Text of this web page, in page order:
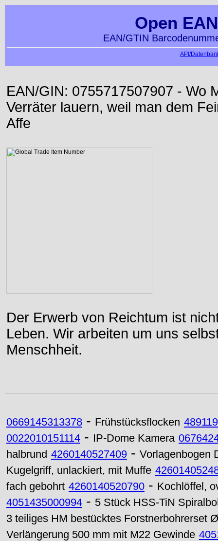
Open
EAN/GTIN
API/
EAN/GIN: 0755717507907 - Wo
Verräter lauern, weil man dem
Affe
Der Erwerb von Reichtum ist
Leben. Wir arbeiten um uns
Menschheit.
0669145313378 - Frühstücksflocken
0022010151114 - IP-Dome Kamera
halbrund 4260140527409 - Vorlagenbogen
Kugelgriff, unlackiert, mit Muffe
fach gebohrt 4260140520790 - Kochlöffel,
4051435000994 - 5 Stück HSS-TiN
3 teiliges HM bestücktes Forstnerbohrerset
Verlängerung 500 mm mit M22 Gewinde